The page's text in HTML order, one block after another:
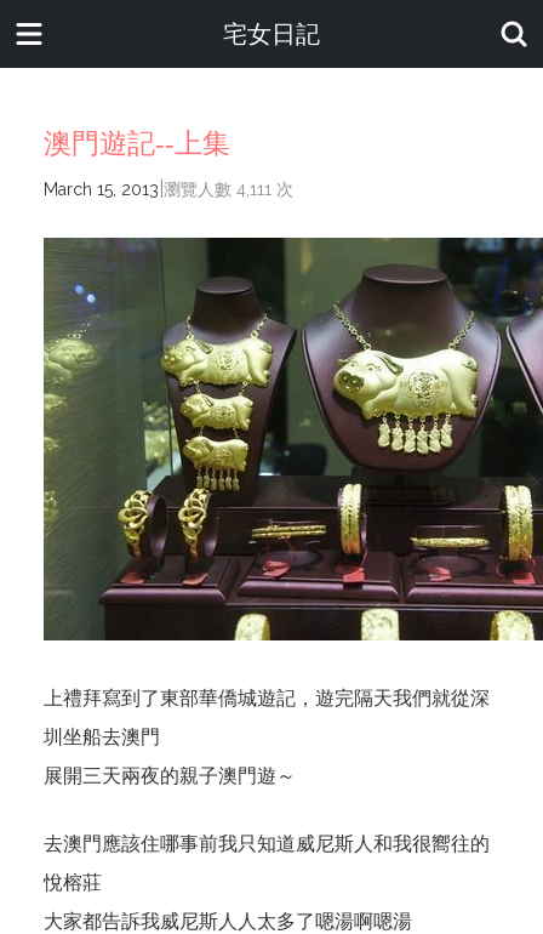
宅女日記
澳門遊記--上集
March 15, 2013 瀏覽人數 4,111 次
上禮拜寫到了東部華僑城遊記，遊完隔天我們就從深
圳坐船去澳門
展開三天兩夜的親子澳門遊～
去澳門應該住哪事前我只知道威尼斯人和我很嚮往的
悅榕莊
大家都告訴我威尼斯人人太多了嗯湯啊嗯湯